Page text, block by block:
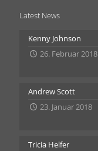
Latest News
Kenny Johnson
26. Februar 2018
Andrew Scott
23. Januar 2018
Tricia Helfer